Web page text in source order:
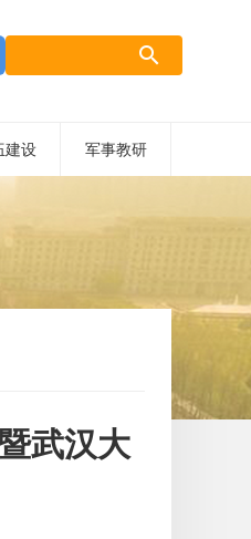
search
建设 军事教研
武汉大